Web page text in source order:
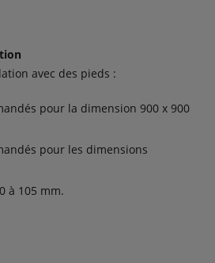
avec des pieds :
pour la dimension 900 x 900
pour les dimensions
à 105 mm.